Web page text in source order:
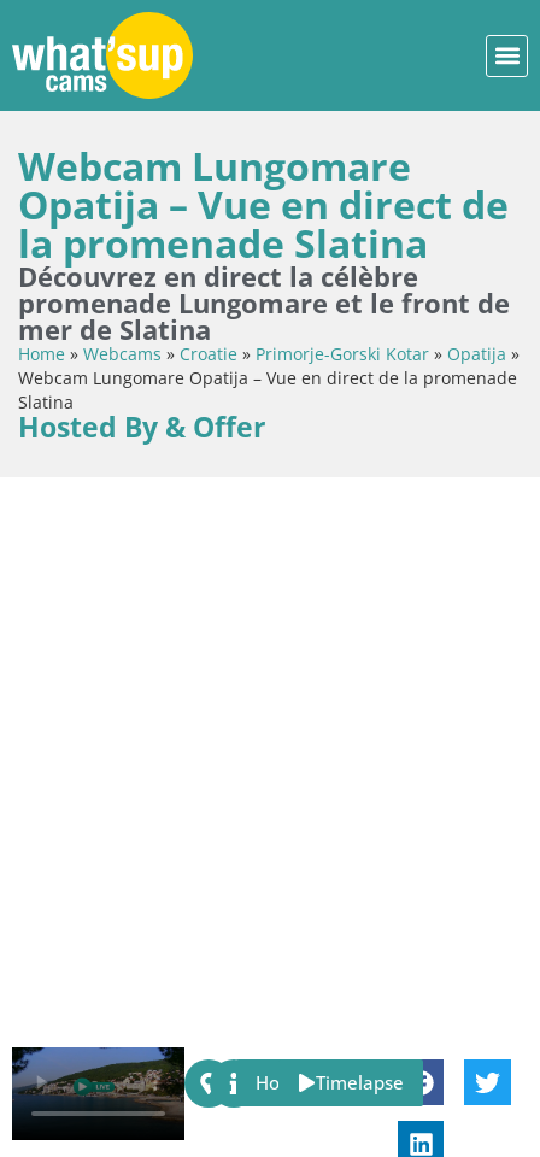
Webcam Lungomare
Opatija – Vue en direct de
la promenade Slatina
Découvrez en direct la célèbre
promenade Lungomare et le front de
mer de Slatina
Home » Webcams » Croatie » Primorje-Gorski Kotar » Opatija »
Webcam Lungomare Opatija – Vue en direct de la promenade
Slatina
Hosted By & Offer
Share:
Host Timelapse